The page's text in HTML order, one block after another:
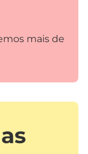
mais de